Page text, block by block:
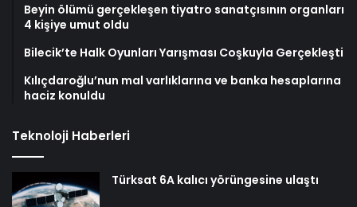
Beyin ölümü gerçekleşen tiyatro sanatçısının organları
4 kişiye umut oldu
Bilecik’te Halk Oyunları Yarışması Coşkuyla Gerçekleşti
Kılıçdaroğlu’nun mal varlıklarına ve banka hesaplarına
haciz konuldu
Teknoloji Haberleri
Türksat 6A kalıcı yörüngesine ulaştı